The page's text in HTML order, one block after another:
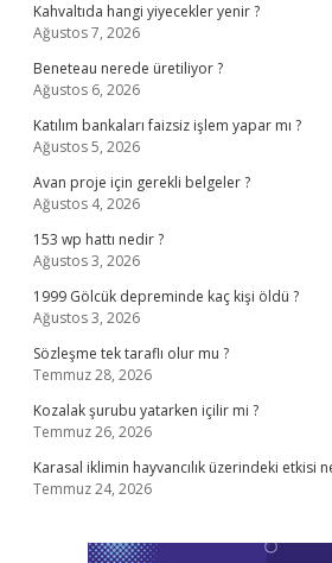
Kahvaltıda hangi yiyecekler yenir ?
Ağustos 7, 2026
Beneteau nerede üretiliyor ?
Ağustos 6, 2026
Katılım bankaları faizsiz işlem yapar mı ?
Ağustos 5, 2026
Avan proje için gerekli belgeler ?
Ağustos 4, 2026
153 wp hattı nedir ?
Ağustos 3, 2026
1999 Gölcük depreminde kaç kişi öldü ?
Ağustos 3, 2026
Sözleşme tek taraflı olur mu ?
Temmuz 28, 2026
Kozalak şurubu yatarken içilir mi ?
Temmuz 26, 2026
Karasal iklimin hayvancılık üzerindeki etkisi
Temmuz 24, 2026